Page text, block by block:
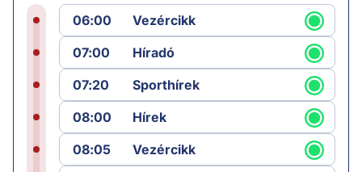
06:00
Vezércikk
07:00
Híradó
07:20
Sporthírek
08:00
Hírek
08:05
Vezércikk